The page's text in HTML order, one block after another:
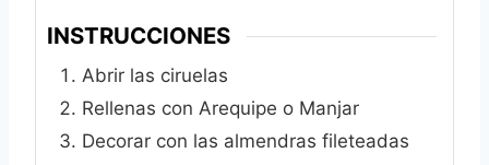
INSTRUCCIONES
Abrir las ciruelas
Rellenas con Arequipe o Manjar
Decorar con las almendras fileteadas